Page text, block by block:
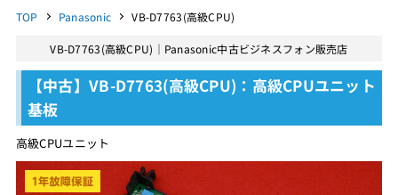
TOP
Panasonic VB-D7763(高級CPU)
VB-D7763(高級CPU)｜Panasonic中古ビジネスフォン販売店
【中古】VB-D7763(高級CPU)：高級CPUユニット
基板
高級CPUユニット